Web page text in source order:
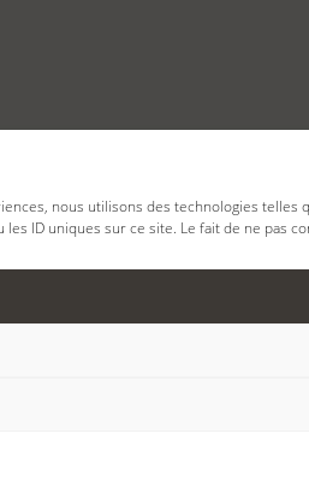
nous utilisons des technologies
ID uniques sur ce site. Le fait de ne